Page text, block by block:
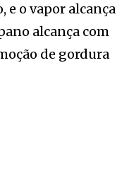
e o vapor alcança
alcança com
de gordura